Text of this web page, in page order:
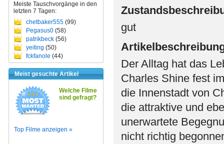
Meiste Tauschvorgänge in den
letzten 7 Tagen:
chetbaker555 (99)
Pegasus0 (58)
patrikbeck (56)
yeiting (50)
fckfanole (44)
Meist gesuchte Artikel
Welche Filme
sind gefragt?
Top Filme anzeigen »
gut
Der Alltag hat das
Charles Shine fest
die Innenstadt von
die attraktive und
unerwartete
nicht richtig